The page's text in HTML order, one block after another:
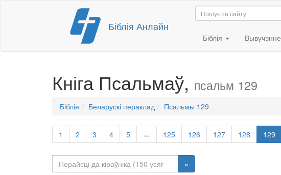
Перайсці
змесціва
Біблія Анлайн
Біблія Вывучэнне
Кніга Псальмаў, псальм 129
Біблія Беларускі пераклад Псальмы 129
1 2 3 4 5 ↔ 125 126 127 128 129
»